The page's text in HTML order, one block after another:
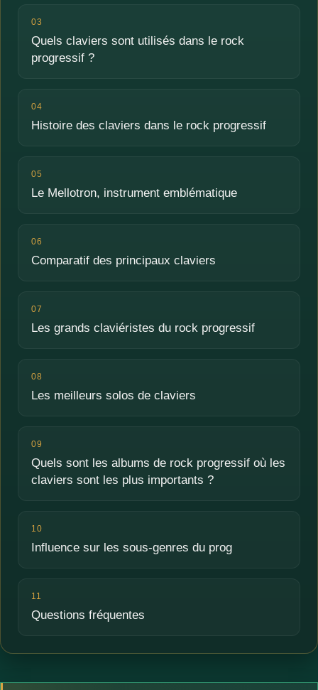
03
Quels claviers sont utilisés dans le rock
progressif ?
04
Histoire des claviers dans le rock progressif
05
Le Mellotron, instrument emblématique
06
Comparatif des principaux claviers
07
Les grands claviéristes du rock progressif
08
Les meilleurs solos de claviers
09
Quels sont les albums de rock progressif où les
claviers sont les plus importants ?
10
Influence sur les sous-genres du prog
11
Questions fréquentes